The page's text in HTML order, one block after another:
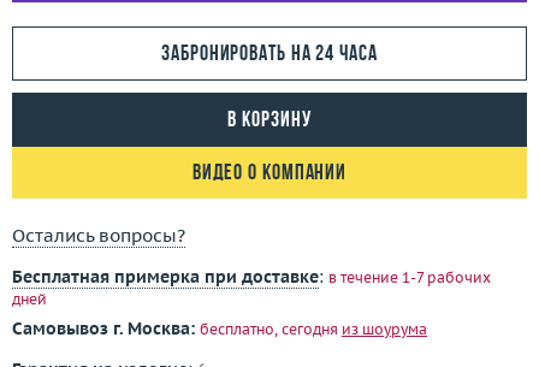
Забронировать на 24 часа
В корзину
Видео о компании
Остались вопросы?
Бесплатная примерка при доставке: в течение 1-7 рабочих
дней
Самовывоз г. Москва: бесплатно, сегодня из шоурума